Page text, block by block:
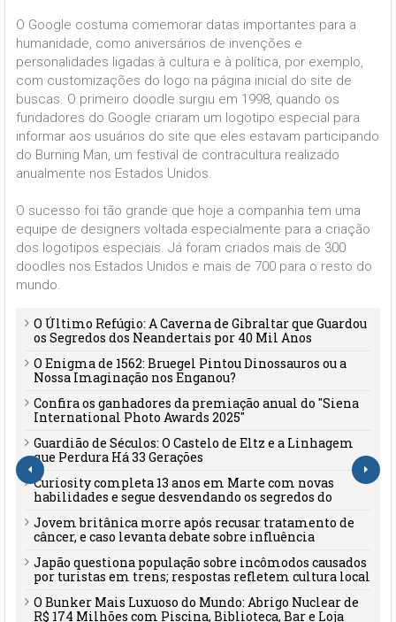
O Google costuma comemorar datas importantes para a
humanidade, como aniversários de invenções e
personalidades ligadas à cultura e à política, por exemplo,
com customizações do logo na página inicial do site de
buscas. O primeiro doodle surgiu em 1998, quando os
fundadores do Google criaram um logotipo especial para
informar aos usuários do site que eles estavam participando
do Burning Man, um festival de contracultura realizado
anualmente nos Estados Unidos.
O sucesso foi tão grande que hoje a companhia tem uma
equipe de designers voltada especialmente para a criação
dos logotipos especiais. Já foram criados mais de 300
doodles nos Estados Unidos e mais de 700 para o resto do
mundo.
O Último Refúgio: A Caverna de Gibraltar que Guardou
os Segredos dos Neandertais por 40 Mil Anos
O Enigma de 1562: Bruegel Pintou Dinossauros ou a
Nossa Imaginação nos Enganou?
Confira os ganhadores da premiação anual do "Siena
International Photo Awards 2025"
Guardião de Séculos: O Castelo de Eltz e a Linhagem
que Perdura Há 33 Gerações
Curiosity completa 13 anos em Marte com novas
habilidades e segue desvendando os segredos do
Jovem britânica morre após recusar tratamento de
câncer, e caso levanta debate sobre influência
Japão questiona população sobre incômodos causados
por turistas em trens; respostas refletem cultura local
O Bunker Mais Luxuoso do Mundo: Abrigo Nuclear de
R$ 174 Milhões com Piscina, Biblioteca, Bar e Loja